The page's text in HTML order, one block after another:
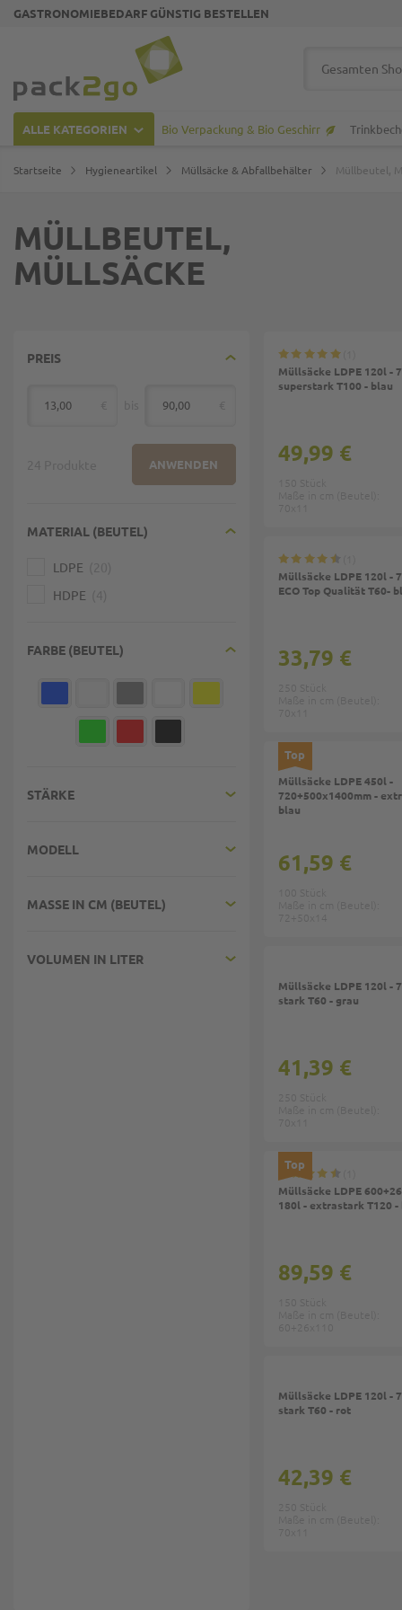
GASTRONOMIEBEDARF GÜNSTIG BESTELLEN
ALLE KATEGORIEN Bio Verpackung & Bio Geschirr
Startseite Hygieneartikel Müllsäcke & Abfallbehälter Müllbeutel,
MÜLLBEUTEL,
MÜLLSÄCKE
PREIS
ANWENDEN
MATERIAL (BEUTEL)
LDPE
HDPE
FARBE (BEUTEL)
STÄRKE
MODELL
MASSE IN CM (BEUTEL)
VOLUMEN IN LITER
Müllsäcke LDPE 120l -
superstark T100 - blau
49,99 €
Müllsäcke LDPE 120l -
ECO Top Qualität T60-
33,79 €
Top
Müllsäcke LDPE 450l -
720+500x1400mm -
blau
61,59 €
Müllsäcke LDPE 120l -
stark T60 - grau
41,39 €
Top
Müllsäcke LDPE
180l - extrastark T120 -
89,59 €
Müllsäcke LDPE 120l -
stark T60 - rot
42,39 €